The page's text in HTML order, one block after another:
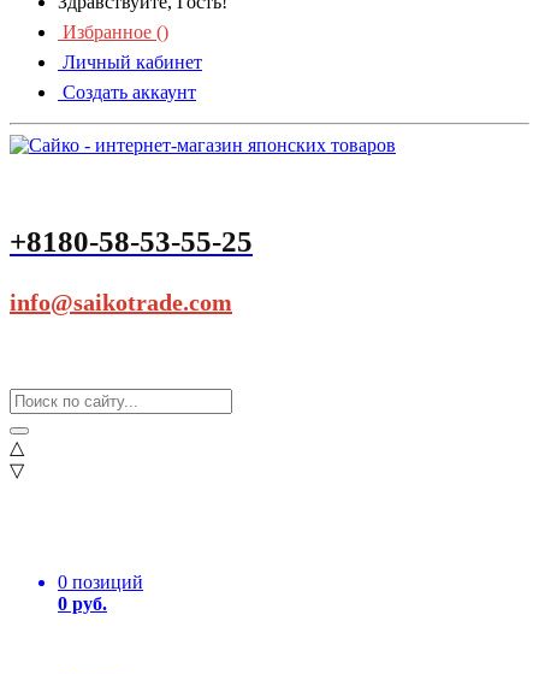
Избранное ()
Личный кабинет
Создать аккаунт
+8180-58-53-55-25
info@saikotrade.com
△
▽
0 позиций
0 руб.